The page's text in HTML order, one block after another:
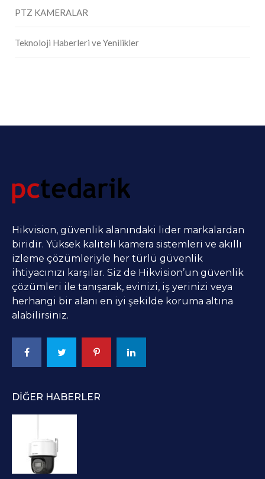
PTZ KAMERALAR
Teknoloji Haberleri ve Yenilikler
Hikvision, güvenlik alanındaki lider markalardan
biridir. Yüksek kaliteli kamera sistemleri ve akıllı
izleme çözümleriyle her türlü güvenlik
ihtiyacınızı karşılar. Siz de Hikvision’un güvenlik
çözümleri ile tanışarak, evinizi, iş yerinizi veya
herhangi bir alanı en iyi şekilde koruma altına
alabilirsiniz.
DIĞER HABERLER